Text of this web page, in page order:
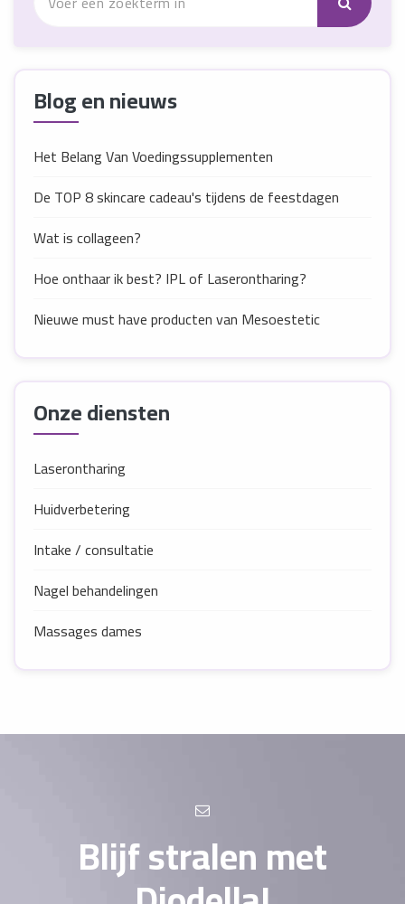
Blog en nieuws
Het Belang Van Voedingssupplementen
De TOP 8 skincare cadeau's tijdens de feestdagen
Wat is collageen?
Hoe onthaar ik best? IPL of Laserontharing?
Nieuwe must have producten van Mesoestetic
Onze diensten
Laserontharing
Huidverbetering
Intake / consultatie
Nagel behandelingen
Massages dames
Blijf stralen met